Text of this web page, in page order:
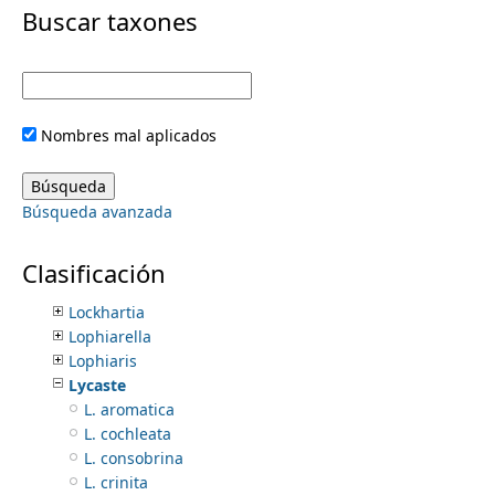
i
m
r
y
t
n
u
Buscar taxones
Nombres mal aplicados
Búsqueda avanzada
Clasificación
Jacquiniella
Kefersteinia
Lacaena
Lankesteriana
Leochilus
Lepanthopsis
Liparis
Lockhartia
Lophiarella
Lophiaris
Lycaste
L. aromatica
L. cochleata
L. consobrina
L. crinita